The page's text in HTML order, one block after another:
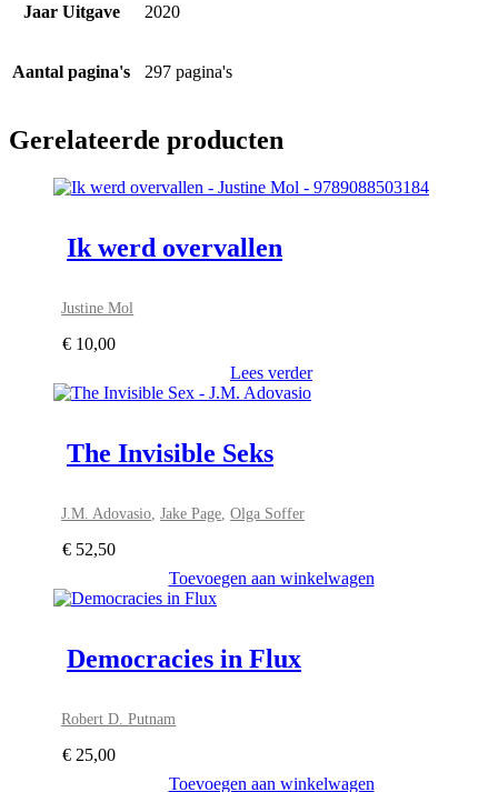
Jaar Uitgave 2020
Aantal pagina's 297 pagina's
Gerelateerde producten
Ik werd overvallen
Justine Mol
€ 10,00
Lees verder
The Invisible Seks
J.M. Adovasio ,Jake Page ,Olga Soffer
€ 52,50
Toevoegen aan winkelwagen
Democracies in Flux
Robert D. Putnam
€ 25,00
Toevoegen aan winkelwagen